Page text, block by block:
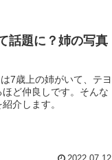
話題に？姉の写真
7歳上の姉がいて、テヨ
ど仲良しです。そんな
介します。